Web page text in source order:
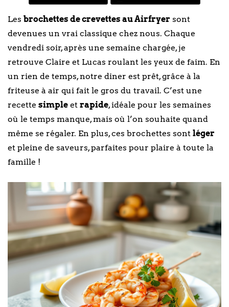
Les brochettes de crevettes au Airfryer sont
devenues un vrai classique chez nous. Chaque
vendredi soir, après une semaine chargée, je
retrouve Claire et Lucas roulant les yeux de faim. En
un rien de temps, notre diner est prêt, grâce à la
friteuse à air qui fait le gros du travail. C’est une
recette simple et rapide, idéale pour les semaines
où le temps manque, mais où l’on souhaite quand
même se régaler. En plus, ces brochettes sont léger
et pleine de saveurs, parfaites pour plaire à toute la
famille !